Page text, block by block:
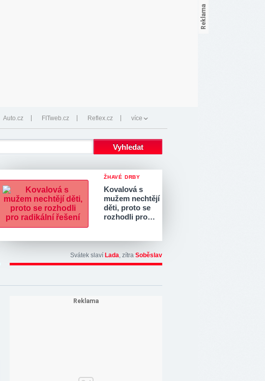
Auto.cz FITweb.cz Reflex.cz více
ŽHAVÉ DRBY
Kovalová s
mužem nechtějí
děti, proto se
rozhodli pro…
Svátek slaví Lada, zítra Soběslav